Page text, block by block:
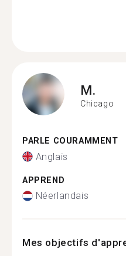
M.
Chicago
PARLE COURAMMENT
Anglais
APPREND
Néerlandais
Mes objectifs